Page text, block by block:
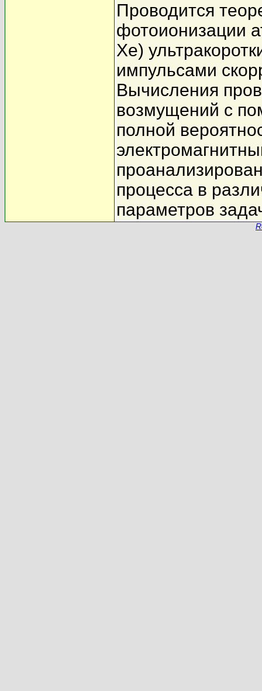
Проводится
фотоионизации
Xe)
импульсами
Вычисления
возмущений с
полной
процесса в
параметров